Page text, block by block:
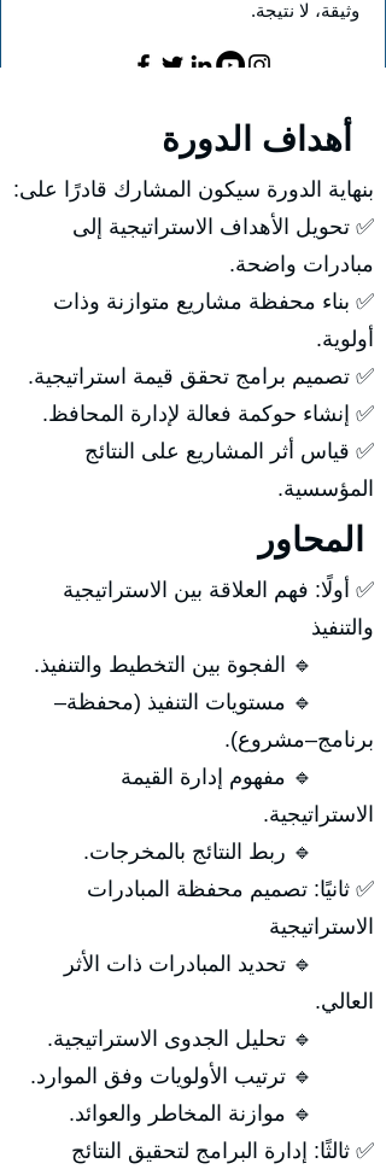
وثيقة، لا نتيجة.
بنهاية الدورة سيكون المشارك قادرًا على:
✅ تحويل الأهداف الاستراتيجية إلى
مبادرات واضحة.
✅ بناء محفظة مشاريع متوازنة وذات
أولوية.
✅ تصميم برامج تحقق قيمة استراتيجية.
✅ إنشاء حوكمة فعالة لإدارة المحافظ.
✅ قياس أثر المشاريع على النتائج
المؤسسية.
✅ أولًا: فهم العلاقة بين الاستراتيجية
والتنفيذ
🔹 الفجوة بين التخطيط والتنفيذ.
🔹 مستويات التنفيذ (محفظة–
برنامج–مشروع).
🔹 مفهوم إدارة القيمة
الاستراتيجية.
🔹 ربط النتائج بالمخرجات.
✅ ثانيًا: تصميم محفظة المبادرات
الاستراتيجية
🔹 تحديد المبادرات ذات الأثر
العالي.
🔹 تحليل الجدوى الاستراتيجية.
🔹 ترتيب الأولويات وفق الموارد.
🔹 موازنة المخاطر والعوائد.
✅ ثالثًا: إدارة البرامج لتحقيق النتائج